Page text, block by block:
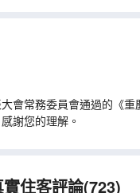
會常務委員會通過的《
謝您的理解。
住客評論(723)